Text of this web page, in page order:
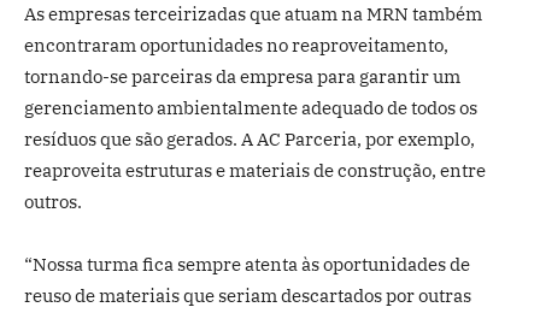
As empresas terceirizadas que atuam na MRN também
encontraram oportunidades no reaproveitamento,
tornando-se parceiras da empresa para garantir um
gerenciamento ambientalmente adequado de todos os
resíduos que são gerados. A AC Parceria, por exemplo,
reaproveita estruturas e materiais de construção, entre
outros.
“Nossa turma fica sempre atenta às oportunidades de
reuso de materiais que seriam descartados por outras